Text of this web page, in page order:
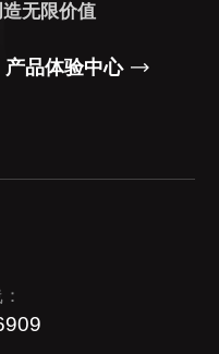
无限价值
产品体验中心